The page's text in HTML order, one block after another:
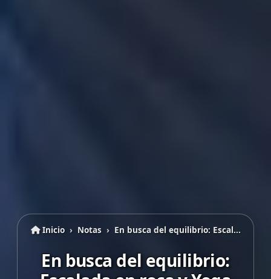
Inicio Notas En busca del equilibrio: Escal...
En busca del equilibrio: